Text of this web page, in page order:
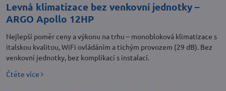
Levná klimatizace bez venkovní jednotky –
ARGO Apollo 12HP
Nejlepší poměr ceny a výkonu na trhu – monobloková klimatizace s
italskou kvalitou, WiFi ovládáním a tichým provozem (29 dB). Bez
venkovní jednotky, bez komplikací s instalací.
Čtěte více